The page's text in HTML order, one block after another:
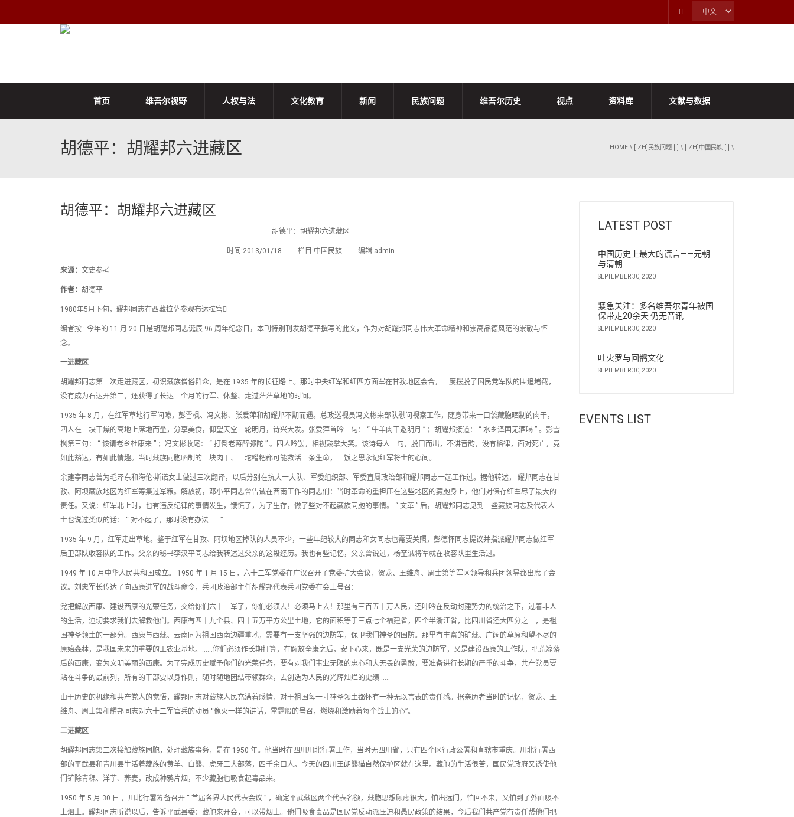
首页 维吾尔视野 人权与法 文化教育 新闻 民族问题 维吾尔历史 视点 资料库 文献与数据
胡德平：胡耀邦六进藏区 HOME \ [:ZH]民族问题 [:] \ [:ZH]中国民族 [:] \
胡德平：胡耀邦六进藏区
胡德平：胡耀邦六进藏区
时间:2013/01/18 栏目:中国民族 编辑:admin
来源： 文史参考
作者： 胡德平
1980年5月下旬，耀邦同志在西藏拉萨参观布达拉宫
编者按 : 今年的 11 月 20 日是胡耀邦同志诞辰 96 周年纪念日，本刊特别刊发胡德平撰写的此文，作为对胡耀邦同志伟大革命精神和崇高品德风范的崇敬与怀
念。
一进藏区
胡耀邦同志第一次走进藏区，初识藏族僧俗群众，是在 1935 年的长征路上。那时中央红军和红四方面军在甘孜地区会合，一度摆脱了国民党军队的围追堵截，
没有成为石达开第二，还获得了长达三个月的行军、休整、走过茫茫草地的时间。
1935 年 8 月，在红军草地行军间隙，彭雪枫、冯文彬、张爱萍和胡耀邦不期而遇。总政巡视员冯文彬来部队慰问视察工作，随身带来一口袋藏胞晒制的肉干，
四人在一块干燥的高地上席地而坐，分享美食，仰望天空一轮明月，诗兴大发。张爱萍首吟一句： “ 牛羊肉干邀明月 ” ；胡耀邦接道： “ 水乡泽国无酒喝 ” 。彭雪
枫第三句： “ 该请老乡杜康来 ” ；冯文彬收尾： “ 打倒老蒋醉弥陀 ” 。四人吟罢，相视鼓掌大笑。该诗每人一句，脱口而出，不讲音韵，没有格律，面对死亡，竟
如此豁达，有如此情趣。当时藏族同胞晒制的一块肉干、一坨糌粑都可能救活一条生命，一饭之恩永记红军将士的心间。
余建亭同志曾为毛泽东和海伦·斯诺女士做过三次翻译，以后分别在抗大一大队、军委组织部、军委直属政治部和耀邦同志一起工作过。据他转述， 耀邦同志在甘
孜、阿坝藏族地区为红军筹集过军粮。解放初，邓小平同志曾告诫在西南工作的同志们：当时革命的重担压在这些地区的藏胞身上，他们对保存红军尽了最大的
责任。又说：红军北上时，也有违反纪律的事情发生，饿慌了，为了生存，做了些对不起藏族同胞的事情。 “ 文革 ” 后，胡耀邦同志见到一些藏族同志及代表人
士也说过类似的话： “ 对不起了，那时没有办法 ……”
1935 年 9 月，红军走出草地。鉴于红军在甘孜、阿坝地区掉队的人员不少，一些年纪较大的同志和女同志也需要关照，彭德怀同志提议并指派耀邦同志做红军
后卫部队收容队的工作。父亲的秘书李汉平同志给我转述过父亲的这段经历。我也有些记忆，父亲曾说过，杨至诚将军就在收容队里生活过。
1949 年 10 月中华人民共和国成立。 1950 年 1 月 15 日，六十二军党委在广汉召开了党委扩大会议，贺龙、王维舟、周士第等军区领导和兵团领导都出席了会
议。刘忠军长传达了向西康进军的战斗命令，兵团政治部主任胡耀邦代表兵团党委在会上号召：
党把解放西康、建设西康的光荣任务，交给你们六十二军了，你们必须去！必须马上去！那里有三百五十万人民，还呻吟在反动封建势力的统治之下，过着非人
的生活，迫切要求我们去解救他们。西康有四十九个县、四十五万平方公里土地，它的面积等于三点七个福建省，四个半浙江省，比四川省还大四分之一，是祖
国神圣领土的一部分。西康与西藏、云南同为祖国西南边疆重地，需要有一支坚强的边防军，保卫我们神圣的国防。那里有丰富的矿藏、广阔的草原和望不尽的
原始森林，是我国未来的重要的工农业基地。……你们必须作长期打算，在解放全康之后，安下心来，既是一支光荣的边防军，又是建设西康的工作队，把荒凉落
后的西康，变为文明美丽的西康。为了完成历史赋予你们的光荣任务，要有对我们事业无限的忠心和大无畏的勇敢，要准备进行长期的严重的斗争，共产党员要
站在斗争的最前列，所有的干部要以身作则，随时随地团结带领群众，去创造为人民的光辉灿烂的史绩……
由于历史的机缘和共产党人的觉悟，耀邦同志对藏族人民充满着感情，对于祖国每一寸神圣领土都怀有一种无以言表的责任感。据亲历者当时的记忆，贺龙、王
维舟、周士第和耀邦同志对六十二军官兵的动员 “像火一样的讲话，雷霆般的号召，燃烧和激励着每个战士的心”。
二进藏区
胡耀邦同志第二次接触藏族同胞，处理藏族事务，是在 1950 年。他当时在四川川北行署工作，当时无四川省，只有四个区行政公署和直辖市重庆。川北行署西
部的平武县和青川县生活着藏族的黄羊、白熊、虎牙三大部落，四千余口人。今天的四川王朗熊猫自然保护区就在这里。藏胞的生活很苦，国民党政府又诱使他
们铲除青稞、洋芋、荞麦，改成种鸦片烟，不少藏胞也吸食起毒品来。
1950 年 5 月 30 日 ，川北行署筹备召开 “ 首届各界人民代表会议 ” ，确定平武藏区两个代表名额，藏胞思想顾虑很大，怕出远门，怕回不来，又怕到了外面吸不
上烟土。耀邦同志听说以后，告诉平武县委：藏胞来开会，可以带烟土。他们吸食毒品是国民党反动派压迫和愚民政策的结果，今后我们共产党有责任帮他们把
LATEST POST
中国历史上最大的谎言——元朝
与清朝
SEPTEMBER 30, 2020
紧急关注：多名维吾尔青年被国
保带走20余天 仍无音讯
SEPTEMBER 30, 2020
吐火罗与回鹘文化
SEPTEMBER 30, 2020
EVENTS LIST